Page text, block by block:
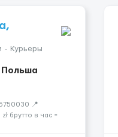
- Курьеры
Польша
📍
брутто в час =